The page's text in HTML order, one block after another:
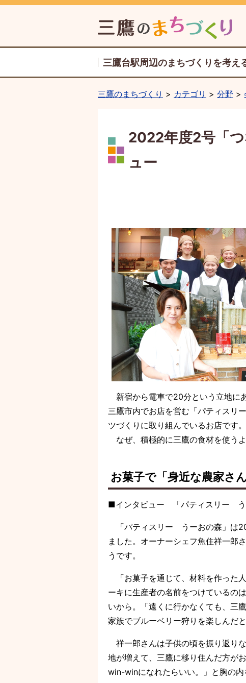
三鷹台駅周辺のまちづくりを考え
三鷹のまちづくり カテゴリ 分野
2022年度2号「
ュー
新宿から電車で20分という立地に
三鷹市内でお店を営む「パティスリ
ツづくりに取り組んでいるお店です。
なぜ、積極的に三鷹の食材を使う
お菓子で「身近な農家さ
■インタビュー 「パティスリー う
「パティスリー うーおの森」は
ました。オーナーシェフ魚住祥一郎
うです。
「お菓子を通じて、材料を作った
ーキに生産者の名前をつけているの
いから。「遠くに行かなくても、三
家族でブルーベリー狩りを楽しんだ
祥一郎さんは子供の頃を振り返り
地が増えて、三鷹に移り住んだ方が
win-winになれたらいい。」と胸の内